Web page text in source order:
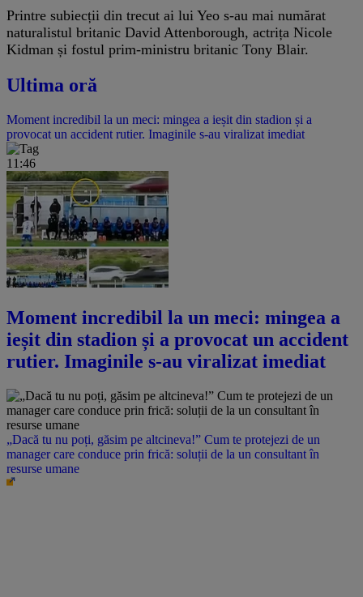
Printre subiecții din trecut ai lui Yeo s-au mai numărat
naturalistul britanic David Attenborough, actrița Nicole
Kidman și fostul prim-ministru britanic Tony Blair.
Ultima oră
Moment incredibil la un meci: mingea a ieșit din stadion și a
provocat un accident rutier. Imaginile s-au viralizat imediat
11:46
Moment incredibil la un meci: mingea a
ieșit din stadion și a provocat un accident
rutier. Imaginile s-au viralizat imediat
„Dacă tu nu poți, găsim pe altcineva!” Cum te protejezi de un
manager care conduce prin frică: soluții de la un consultant în
resurse umane